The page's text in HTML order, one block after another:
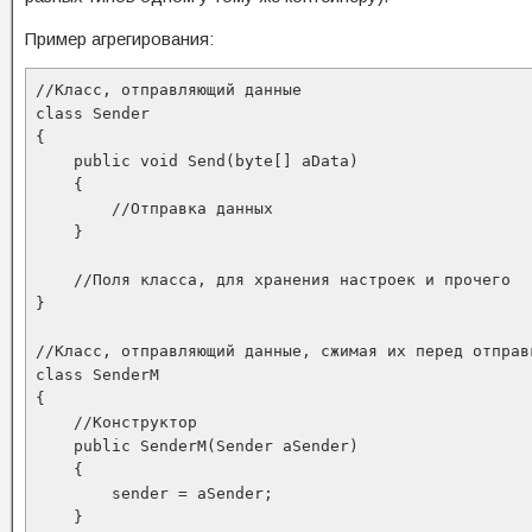
Пример агрегирования:
//Класс, отправляющий данные
class Sender
{
    public void Send(byte[] aData)
    {
        //Отправка данных
    }
    //Поля класса, для хранения настроек и прочего
}
//Класс, отправляющий данные, сжимая их перед
class SenderM
{
    //Конструктор
    public SenderM(Sender aSender)
    {
        sender = aSender;
    }